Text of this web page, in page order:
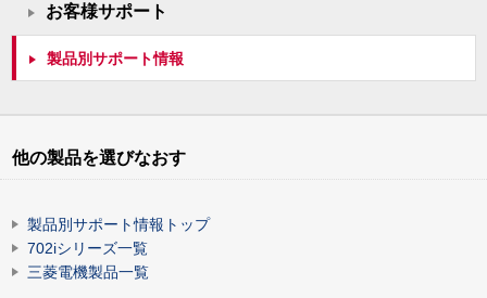
お客様サポート
製品別サポート情報
他の製品を選びなおす
製品別サポート情報トップ
702iシリーズ一覧
三菱電機製品一覧